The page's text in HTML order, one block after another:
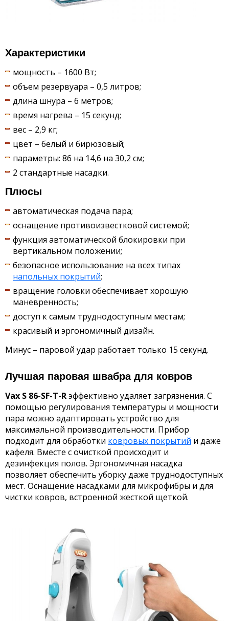
Характеристики
мощность – 1600 Вт;
объем резервуара – 0,5 литров;
длина шнура – 6 метров;
время нагрева – 15 секунд;
вес – 2,9 кг;
цвет – белый и бирюзовый;
параметры: 86 на 14,6 на 30,2 см;
2 стандартные насадки.
Плюсы
автоматическая подача пара;
оснащение противоизвестковой системой;
функция автоматической блокировки при
вертикальном положении;
безопасное использование на всех типах
напольных покрытий;
вращение головки обеспечивает хорошую
маневренность;
доступ к самым труднодоступным местам;
красивый и эргономичный дизайн.
Минус – паровой удар работает только 15 секунд.
Лучшая паровая швабра для ковров
Vax S 86-SF-T-Rэффективно удаляет загрязнения. С
помощью регулирования температуры и мощности
пара можно адаптировать устройство для
максимальной производительности. Прибор
подходит для обработки ковровых покрытий и даже
кафеля. Вместе с очисткой происходит и
дезинфекция полов. Эргономичная насадка
позволяет обеспечить уборку даже труднодоступных
мест. Оснащение насадками для микрофибры и для
чистки ковров, встроенной жесткой щеткой.